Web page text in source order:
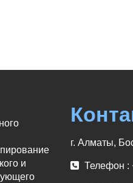
и
г. Алматы,
Телефон :